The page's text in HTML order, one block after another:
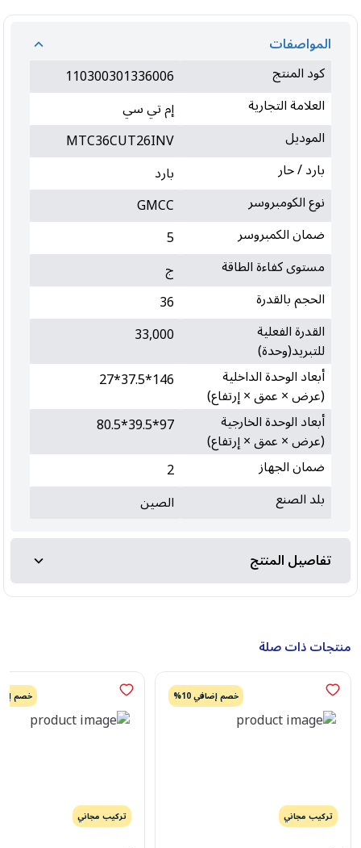
المواصفات
كود المنتج
110300301336006
العلامة التجارية
إم تي سي
الموديل
MTC36CUT26INV
بارد / حار
بارد
نوع الكومبروسر
GMCC
ضمان الكمبروسر
5
مستوى كفاءة الطاقة
ج
الحجم بالقدرة
36
القدرة الفعلية
للتبريد(وحدة)
33,000
أبعاد الوحدة الداخلية
(عرض × عمق × إرتفاع)
146*37.5*27
أبعاد الوحدة الخارجية
(عرض × عمق × إرتفاع)
97*39.5*80.5
ضمان الجهاز
2
بلد الصنع
الصين
تفاصيل المنتج
منتجات ذات صلة
تركيب مجاني
خصم إضافي 10%
تركيب مجاني
خصم